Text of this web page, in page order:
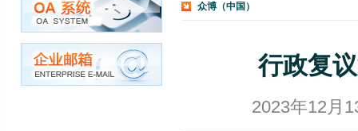
众博（中国）
行政复
2023年12月